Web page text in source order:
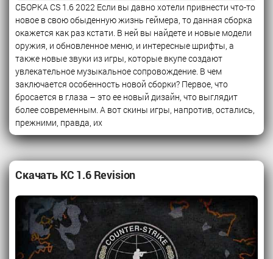
СБОРКА CS 1.6 2022 Если вы давно хотели привнести что-то
новое в свою обыденную жизнь геймера, то данная сборка
окажется как раз кстати. В ней вы найдете и новые модели
оружия, и обновленное меню, и интересные шрифты, а
также новые звуки из игры, которые вкупе создают
увлекательное музыкальное сопровождение. В чем
заключается особенность новой сборки? Первое, что
бросается в глаза – это ее новый дизайн, что выглядит
более современным. А вот скины игры, напротив, остались,
прежними, правда, их
Скачать КС 1.6 Revision